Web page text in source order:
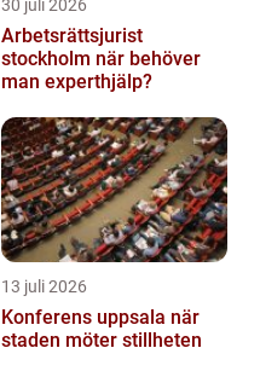
30 juli 2026
Arbetsrättsjurist
stockholm när behöver
man experthjälp?
13 juli 2026
Konferens uppsala när
staden möter stillheten